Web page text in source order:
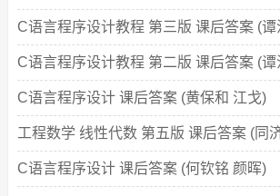
C语言程序设计教程 第三版 课后答案 (
C语言程序设计教程 第二版 课后答案 (
C语言程序设计 课后答案 (黄保和 江戈)
工程数学 线性代数 第五版 课后答案 (同
C语言程序设计 课后答案 (何钦铭 颜晖)